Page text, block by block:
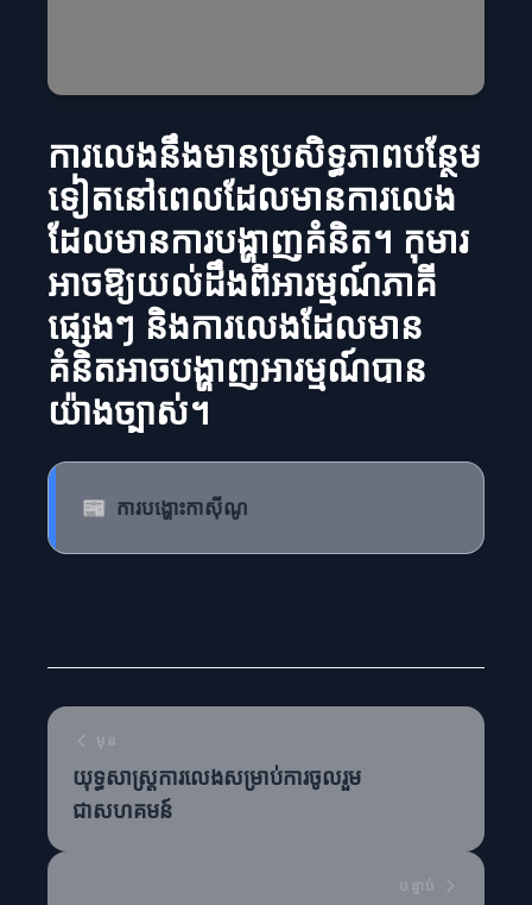
ការលេងនឹងមានប្រសិទ្ធភាពបន្ថែម
ទៀតនៅពេលដែលមានការលេង
ដែលមានការបង្ហាញគំនិត។ កុមារ
អាចឱ្យយល់ដឹងពីអារម្មណ៍ភាគី
ផ្សេងៗ និងការលេងដែលមាន
គំនិតអាចបង្ហាញអារម្មណ៍បាន
យ៉ាងច្បាស់។
📰 ការបង្ហោះកាស៊ីណូ
មុន
យុទ្ធសាស្ត្រការលេងសម្រាប់ការចូលរួម
ជាសហគមន៍
បន្ទាប់